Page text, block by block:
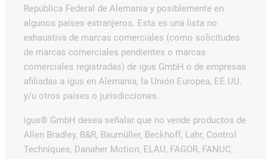
República Federal de Alemania y posiblemente en
algunos países extranjeros. Esta es una lista no
exhaustiva de marcas comerciales (como solicitudes
de marcas comerciales pendientes o marcas
comerciales registradas) de igus GmbH o de empresas
afiliadas a igus en Alemania, la Unión Europea, EE.UU.
y/u otros países o jurisdicciones.
igus® GmbH desea señalar que no vende productos de
Allen Bradley, B&R, Baumüller, Beckhoff, Lahr, Control
Techniques, Danaher Motion, ELAU, FAGOR, FANUC,